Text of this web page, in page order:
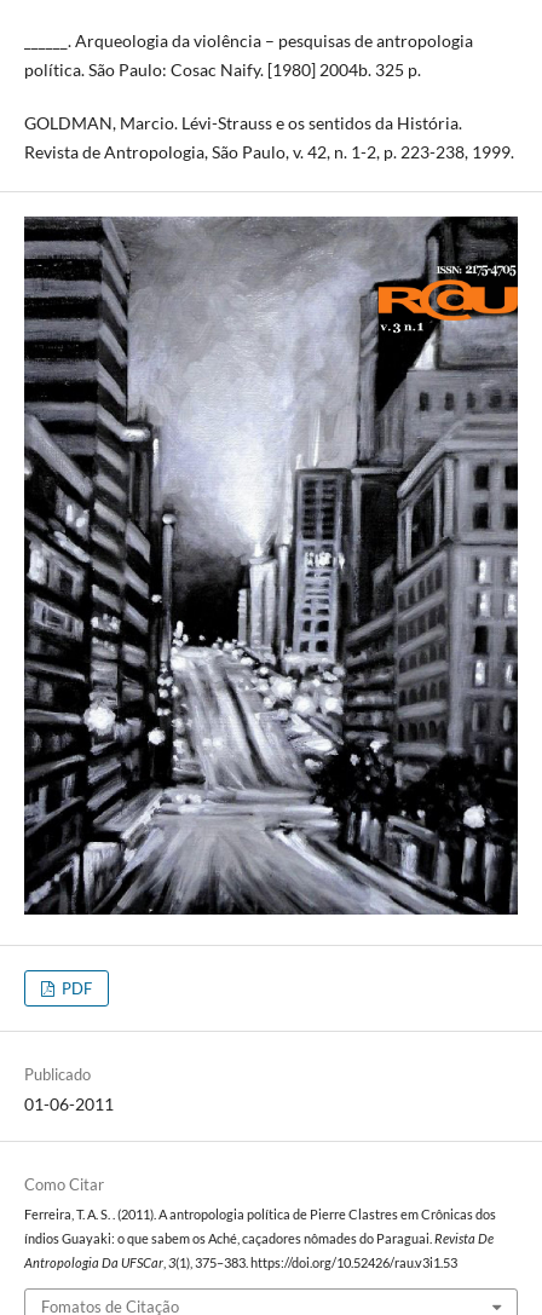
______. Arqueologia da violência – pesquisas de antropologia
política. São Paulo: Cosac Naify. [1980] 2004b. 325 p.
GOLDMAN, Marcio. Lévi-Strauss e os sentidos da História.
Revista de Antropologia, São Paulo, v. 42, n. 1-2, p. 223-238, 1999.
PDF
Publicado
01-06-2011
Como Citar
Ferreira, T. A. S. . (2011). A antropologia política de Pierre Clastres em Crônicas dos
índios Guayaki: o que sabem os Aché, caçadores nômades do Paraguai. Revista De
Antropologia Da UFSCar, 3(1), 375–383. https://doi.org/10.52426/rau.v3i1.53
Fomatos de Citação